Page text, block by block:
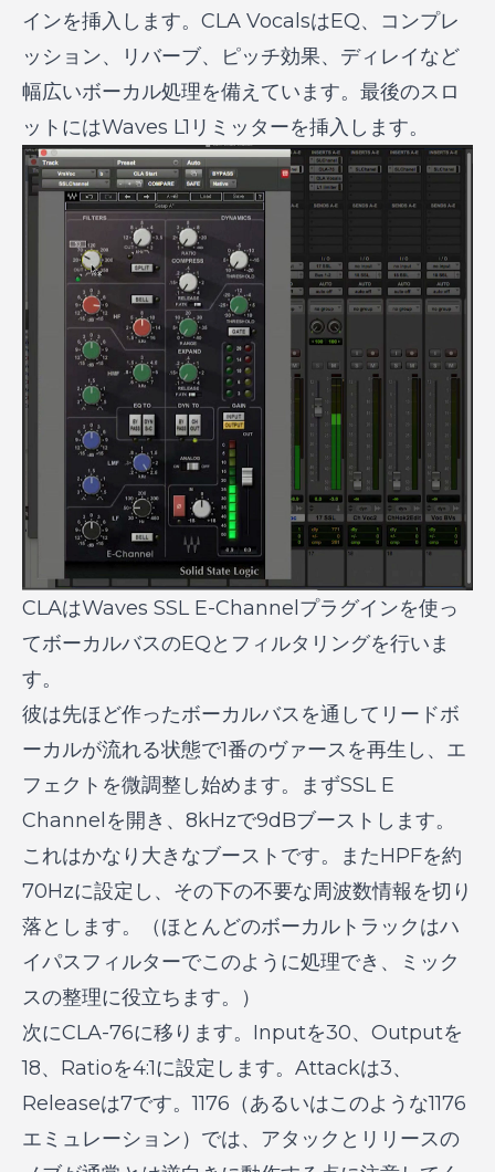
インを挿入します。CLA VocalsはEQ、コンプレ
ッション、リバーブ、ピッチ効果、ディレイなど
幅広いボーカル処理を備えています。最後のスロ
ットにはWaves L1リミッターを挿入します。
CLAはWaves SSL E-Channelプラグインを使っ
てボーカルバスのEQとフィルタリングを行いま
す。
彼は先ほど作ったボーカルバスを通してリードボ
ーカルが流れる状態で1番のヴァースを再生し、エ
フェクトを微調整し始めます。まずSSL E
Channelを開き、8kHzで9dBブーストします。
これはかなり大きなブーストです。またHPFを約
70Hzに設定し、その下の不要な周波数情報を切り
落とします。（ほとんどのボーカルトラックはハ
イパスフィルターでこのように処理でき、ミック
スの整理に役立ちます。）
次にCLA-76に移ります。Inputを30、Outputを
18、Ratioを4:1に設定します。Attackは3、
Releaseは7です。1176（あるいはこのような1176
エミュレーション）では、アタックとリリースの